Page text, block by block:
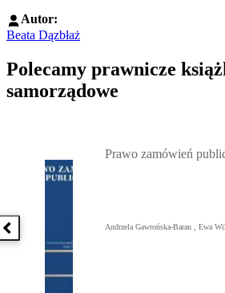
Autor:
Beata Dązbłaż
Polecamy prawnicze
samorządowe
Poprzednia książka
Prawo zamówień
Andrzela Gawrońska-Baran , Ewa